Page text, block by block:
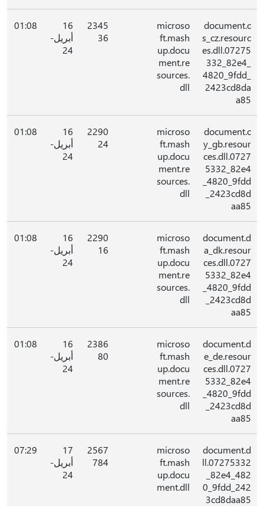
document.c
s_cz.resourc
es.dll.07275
332_82e4_
4820_9fdd_
2423cd8da
a85
microso
ft.mash
up.docu
ment.re
sources.
dll
2345
36
16
أبريل-
24
01:08
document.c
y_gb.resour
ces.dll.0727
5332_82e4
_4820_9fdd
_2423cd8d
aa85
microso
ft.mash
up.docu
ment.re
sources.
dll
2290
24
16
أبريل-
24
01:08
document.d
a_dk.resour
ces.dll.0727
5332_82e4
_4820_9fdd
_2423cd8d
aa85
microso
ft.mash
up.docu
ment.re
sources.
dll
2290
16
16
أبريل-
24
01:08
document.d
e_de.resour
ces.dll.0727
5332_82e4
_4820_9fdd
_2423cd8d
aa85
microso
ft.mash
up.docu
ment.re
sources.
dll
2386
80
16
أبريل-
24
01:08
document.d
ll.07275332
_82e4_482
0_9fdd_242
3cd8daa85
microso
ft.mash
up.docu
ment.dll
2567
784
17
أبريل-
24
07:29